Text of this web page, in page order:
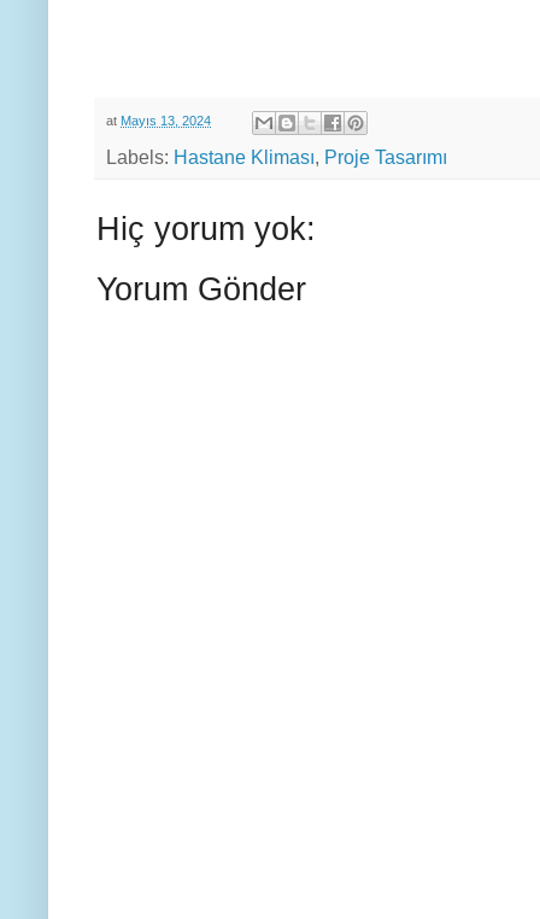
at Mayıs 13, 2024
Labels: Hastane Kliması Proje Tasarımı
Hiç yorum yok:
Yorum Gönder